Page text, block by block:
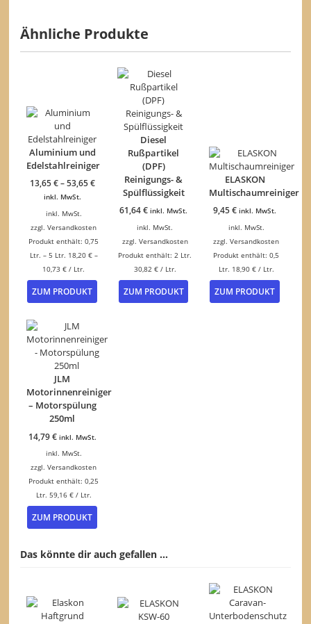
Ähnliche Produkte
Aluminium und
Edelstahlreiniger
13,65€–53,65€
inkl. MwSt.
inkl. MwSt.
zzgl.Versandkosten
Produkt enthält: 0,75
Ltr. – 5 Ltr. 18,20 €–
10,73€ / Ltr.
ZUM PRODUKT
Dieses
Produkt
auf.
Die
können
auf
Diesel
Rußpartikel
(DPF)
Reinigungs- &
Spülflüssigkeit
61,64€ inkl. MwSt.
inkl. MwSt.
zzgl. Versandkosten
Produkt enthält: 2 Ltr.
30,82 €/ Ltr.
ZUM PRODUKT
ELASKON
Multischaumreiniger
9,45€ inkl. MwSt.
inkl. MwSt.
zzgl.Versandkosten
Produkt enthält: 0,5
Ltr. 18,90 €/ Ltr.
ZUM PRODUKT
JLM
Motorinnenreiniger
– Motorspülung
250ml
14,79€ inkl. MwSt.
inkl. MwSt.
zzgl.Versandkosten
Produkt enthält: 0,25
Ltr. 59,16 €/ Ltr.
ZUM PRODUKT
Das könnte dir auch gefallen …